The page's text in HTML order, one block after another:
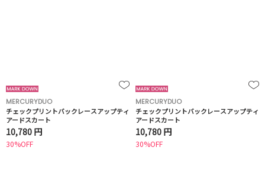
MERCURYDUO
チェックプリントバックレースアップティ
アードスカート
10,780 円
30%OFF
MERCURYDUO
チェックプリントバックレースアップティ
アードスカート
10,780 円
30%OFF